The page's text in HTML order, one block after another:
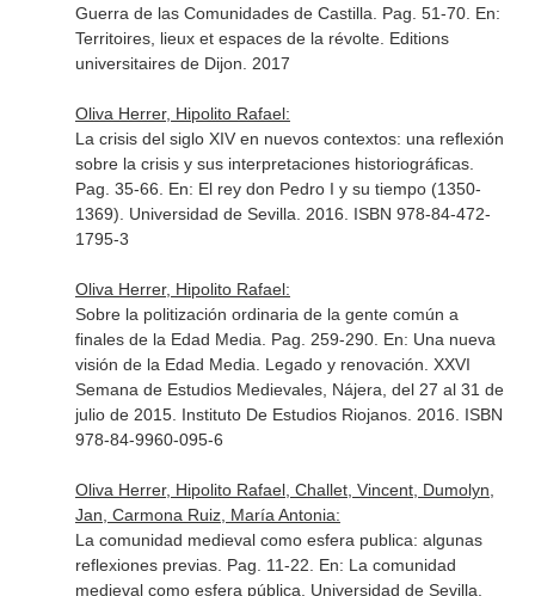
Guerra de las Comunidades de Castilla. Pag. 51-70. En:
Territoires, lieux et espaces de la révolte. Editions
universitaires de Dijon. 2017
Oliva Herrer, Hipolito Rafael:
La crisis del siglo XIV en nuevos contextos: una reflexión
sobre la crisis y sus interpretaciones historiográficas.
Pag. 35-66. En: El rey don Pedro I y su tiempo (1350-
1369) . Universidad de Sevilla. 2016. ISBN 978-84-472-
1795-3
Oliva Herrer, Hipolito Rafael:
Sobre la politización ordinaria de la gente común a
finales de la Edad Media. Pag. 259-290. En: Una nueva
visión de la Edad Media. Legado y renovación. XXVI
Semana de Estudios Medievales, Nájera, del 27 al 31 de
julio de 2015. Instituto De Estudios Riojanos. 2016. ISBN
978-84-9960-095-6
Oliva Herrer, Hipolito Rafael, Challet, Vincent, Dumolyn,
Jan, Carmona Ruiz, María Antonia:
La comunidad medieval como esfera publica: algunas
reflexiones previas. Pag. 11-22. En: La comunidad
medieval como esfera pública . Universidad de Sevilla.